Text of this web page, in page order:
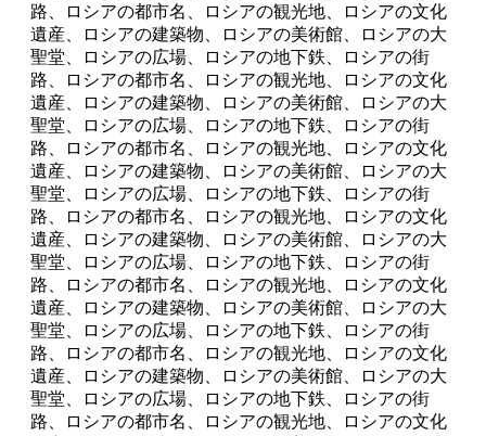
路、ロシアの都市名、ロシアの観光地、ロシアの文化
遺産、ロシアの建築物、ロシアの美術館、ロシアの大
聖堂、ロシアの広場、ロシアの地下鉄、ロシアの街
路、ロシアの都市名、ロシアの観光地、ロシアの文化
遺産、ロシアの建築物、ロシアの美術館、ロシアの大
聖堂、ロシアの広場、ロシアの地下鉄、ロシアの街
路、ロシアの都市名、ロシアの観光地、ロシアの文化
遺産、ロシアの建築物、ロシアの美術館、ロシアの大
聖堂、ロシアの広場、ロシアの地下鉄、ロシアの街
路、ロシアの都市名、ロシアの観光地、ロシアの文化
遺産、ロシアの建築物、ロシアの美術館、ロシアの大
聖堂、ロシアの広場、ロシアの地下鉄、ロシアの街
路、ロシアの都市名、ロシアの観光地、ロシアの文化
遺産、ロシアの建築物、ロシアの美術館、ロシアの大
聖堂、ロシアの広場、ロシアの地下鉄、ロシアの街
路、ロシアの都市名、ロシアの観光地、ロシアの文化
遺産、ロシアの建築物、ロシアの美術館、ロシアの大
聖堂、ロシアの広場、ロシアの地下鉄、ロシアの街
路、ロシアの都市名、ロシアの観光地、ロシアの文化